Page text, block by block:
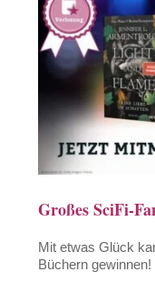
Großes SciFi-
Mit etwas Glück
Büchern gewinnen!